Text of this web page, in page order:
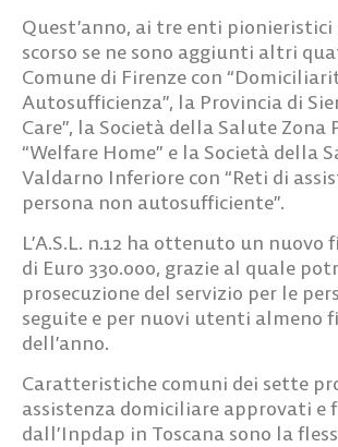
Quest’anno, ai tre enti pionieristici
scorso se ne sono aggiunti altri
Comune di Firenze con
Autosufficienza”, la Provincia di
Care”, la Società della Salute Zona
“Welfare Home” e la Società della
Valdarno Inferiore con “Reti di
persona non autosufficiente”.
L’A.S.L. n.12 ha ottenuto un
di Euro 330.000, grazie al quale
prosecuzione del servizio per le
seguite e per nuovi utenti almeno
dell’anno.
Caratteristiche comuni dei sette
assistenza domiciliare approvati e
dall’Inpdap in Toscana sono la